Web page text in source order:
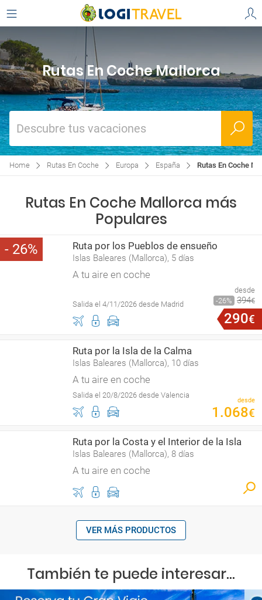
Rutas En Coche Mallorca
Descubre tus vacaciones
Home Rutas En Coche Europa España Rutas En Coche
Rutas En Coche Mallorca más
Populares
26 Ruta por los Pueblos de ensueño
Islas Baleares (Mallorca), 5 días
A tu aire en coche
Salida el 4/11/2026 desde Madrid
desde
26
394€
290€
Ruta por la Isla de la Calma
Islas Baleares (Mallorca), 10 días
A tu aire en coche
Salida el 20/8/2026 desde Valencia
desde
1 .068€
Ruta por la Costa y el Interior de la Isla
Islas Baleares (Mallorca), 8 días
A tu aire en coche
VER MÁS PRODUCTOS
También te puede interesar...